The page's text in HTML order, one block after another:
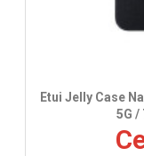
Etui Jelly Case
5G /